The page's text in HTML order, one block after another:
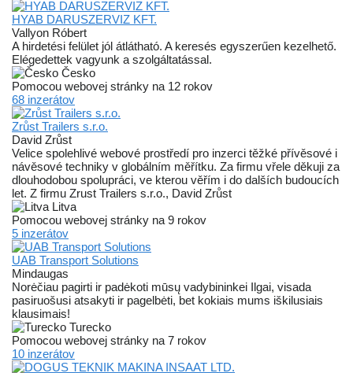
HYAB DARUSZERVIZ KFT.
Vallyon Róbert
A hirdetési felület jól átlátható. A keresés egyszerűen kezelhető.
Elégedettek vagyunk a szolgáltatással.
Česko
Pomocou webovej stránky na 12 rokov
68 inzerátov
Zrůst Trailers s.r.o.
David Zrůst
Velice spolehlivé webové prostředí pro inzerci těžké přívěsové i
návěsové techniky v globálním měřítku. Za firmu vřele děkuji za
dlouhodobou spolupráci, ve kterou věřím i do dalších budoucích
let. Z firmu Zrust Trailers s.r.o., David Zrůst
Litva
Pomocou webovej stránky na 9 rokov
5 inzerátov
UAB Transport Solutions
Mindaugas
Norėčiau pagirti ir padėkoti mūsų vadybininkei Ilgai, visada
pasiruošusi atsakyti ir pagelbėti, bet kokiais mums iškilusiais
klausimais!
Turecko
Pomocou webovej stránky na 7 rokov
10 inzerátov